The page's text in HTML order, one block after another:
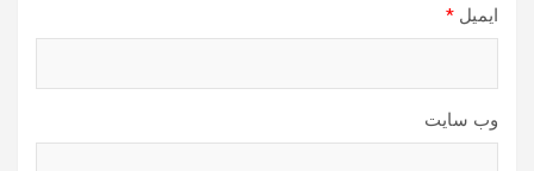
ایمیل *
وب‌ سایت